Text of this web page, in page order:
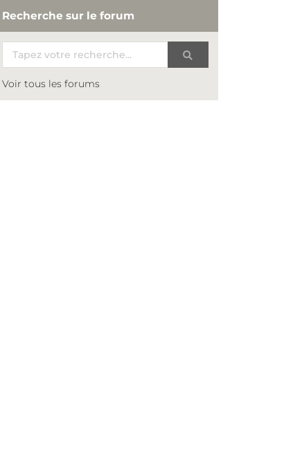
Recherche sur le forum
Voir tous les forums